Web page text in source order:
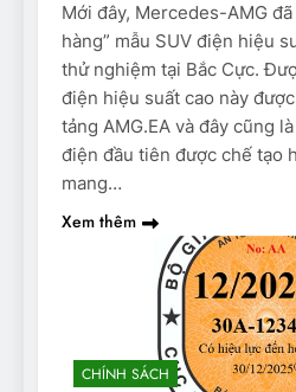
Mới đây, Mercedes-AMG
hàng” mẫu SUV điện hiệu
thử nghiệm tại Bắc Cực.
điện hiệu suất cao này
tảng AMG.EA và đây cũng
điện đầu tiên được chế tạo
mang…
Xem thêm
CHÍNH SÁCH